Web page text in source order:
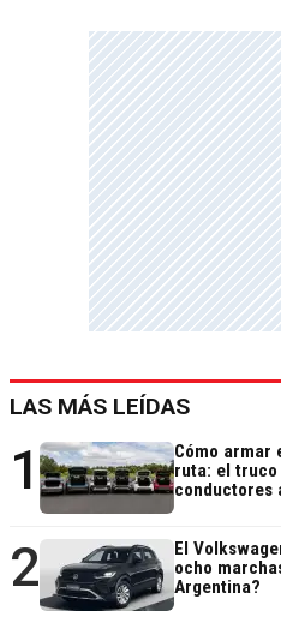
LAS MÁS LEÍDAS
1
Cómo armar
ruta: el truco
conductores
2
El
ocho
Argentina?